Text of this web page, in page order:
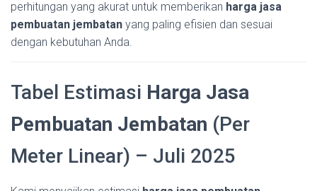
perhitungan yang akurat untuk memberikan harga jasa
pembuatan jembatan yang paling efisien dan sesuai
dengan kebutuhan Anda.
Tabel Estimasi Harga Jasa
Pembuatan Jembatan (Per
Meter Linear) – Juli 2025